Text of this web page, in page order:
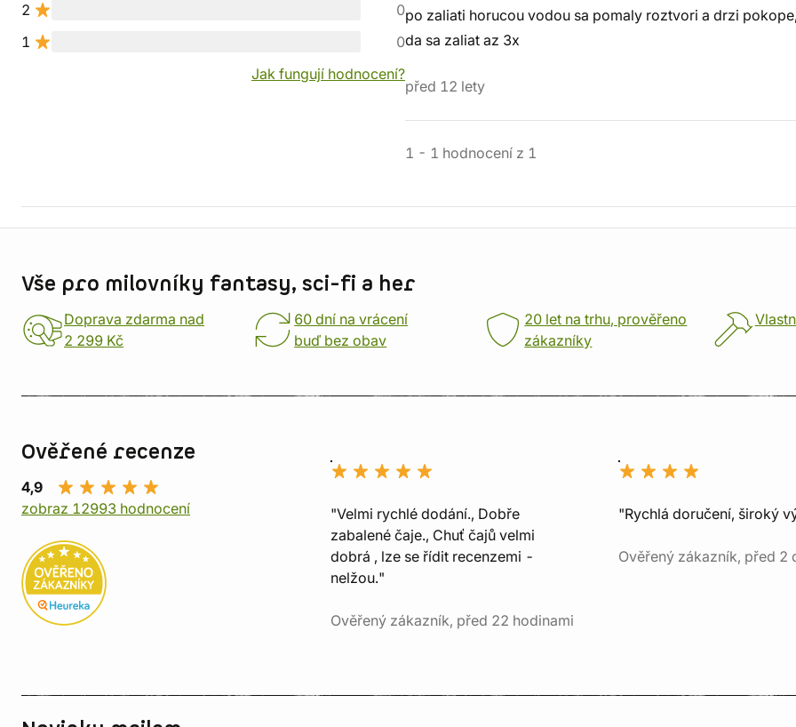
2
0
1
0
Jak fungují hodnocení?
po zaliati horucou vodou sa pomaly roztvori a drzi pokope,
da sa zaliat az 3x
před 12 lety
1 - 1 hodnocení z 1
Vše pro milovníky fantasy, sci-fi a her
Doprava zdarma nad
2 299 Kč
60 dní na vrácení
buď bez obav
20 let na trhu, prověřeno
zákazníky
Ověřené recenze
4,9
zobraz 12993 hodnocení
"Velmi rychlé dodání., Dobře
zabalené čaje., Chuť čajů velmi
dobrá , lze se řídit recenzemi -
nelžou."
Ověřený zákazník, před 22 hodinami
"Rychlá doručení, široký
Ověřený zákazník, před 2